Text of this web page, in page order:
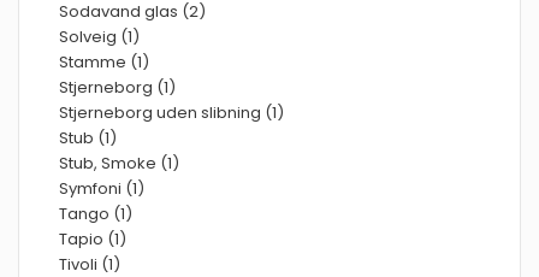
Sodavand glas (2)
Solveig (1)
Stamme (1)
Stjerneborg (1)
Stjerneborg uden slibning (1)
Stub (1)
Stub, Smoke (1)
Symfoni (1)
Tango (1)
Tapio (1)
Tivoli (1)